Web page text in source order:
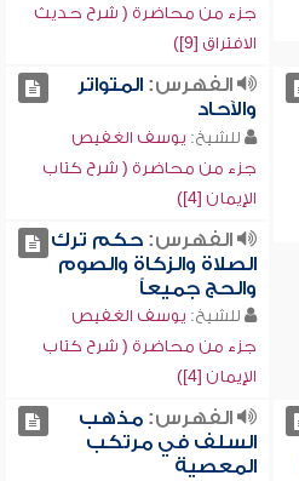
جزء من محاضرة ( شرح حديث
الافتراق [9])
الفهرس:المتواتر
والآحاد
للشيخ: يوسف الغفيص
جزء من محاضرة ( شرح كتاب
الإيمان [4])
الفهرس:حكم ترك
الصلاة والزكاة والصوم
والحج جميعاً
للشيخ: يوسف الغفيص
جزء من محاضرة ( شرح كتاب
الإيمان [4])
الفهرس:مذهب
السلف في مرتكب
المعصية